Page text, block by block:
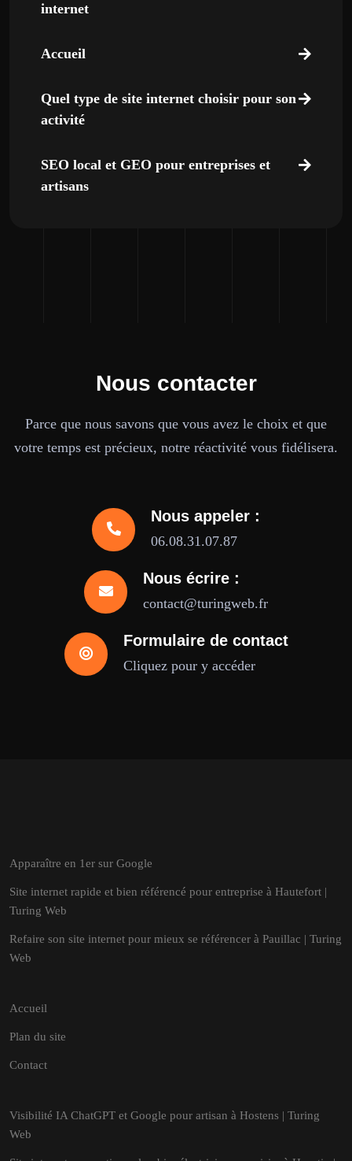
internet
Accueil
Quel type de site internet choisir pour son
activité
SEO local et GEO pour entreprises et
artisans
Nous contacter
Parce que nous savons que vous avez le choix et que
votre temps est précieux, notre réactivité vous fidélisera.
Nous appeler :
06.08.31.07.87
Nous écrire :
contact@turingweb.fr
Formulaire de contact
Cliquez pour y accéder
Apparaître en 1er sur Google
Site internet rapide et bien référencé pour entreprise à Hautefort |
Turing Web
Refaire son site internet pour mieux se référencer à Pauillac | Turing
Web
Accueil
Plan du site
Contact
Visibilité IA ChatGPT et Google pour artisan à Hostens | Turing
Web